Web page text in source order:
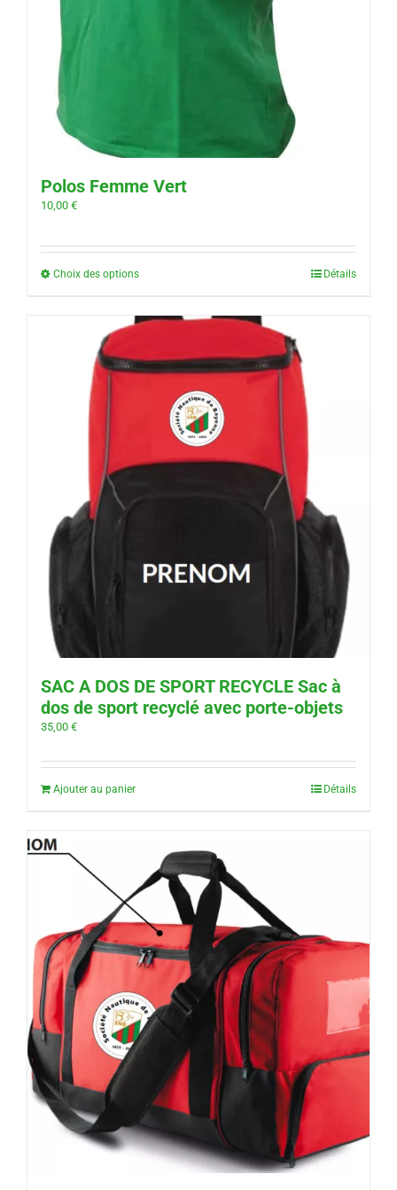
Polos Femme Vert
10,00 €
Choix des options Détails
SAC A DOS DE SPORT RECYCLE Sac à
dos de sport recyclé avec porte-objets
35,00 €
Ajouter au panier Détails